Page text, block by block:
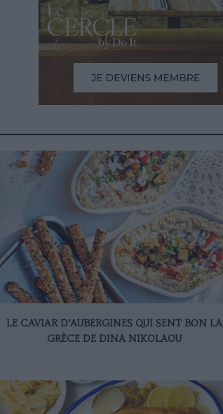
LE CAVIAR D’AUBERGINES QUI SENT BON LA
GRÈCE DE DINA NIKOLAOU